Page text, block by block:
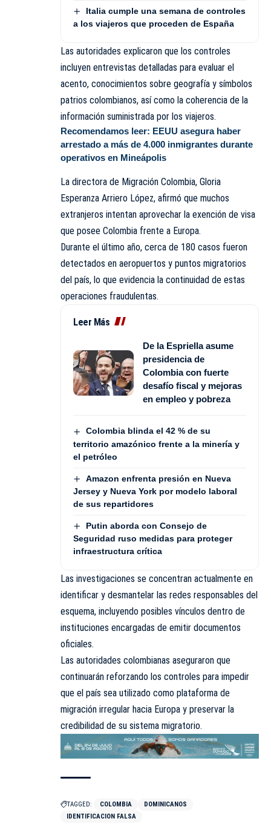
Italia cumple una semana de controles
a los viajeros que proceden de España
Las autoridades explicaron que los controles
incluyen entrevistas detalladas para evaluar el
acento, conocimientos sobre geografía y símbolos
patrios colombianos, así como la coherencia de la
información suministrada por los viajeros.
Recomendamos leer: EEUU asegura haber
arrestado a más de 4.000 inmigrantes durante
operativos en Mineápolis
La directora de Migración Colombia, Gloria
Esperanza Arriero López, afirmó que muchos
extranjeros intentan aprovechar la exención de visa
que posee Colombia frente a Europa.
Durante el último año, cerca de 180 casos fueron
detectados en aeropuertos y puntos migratorios
del país, lo que evidencia la continuidad de estas
operaciones fraudulentas.
Leer Más
De la Espriella asume
presidencia de
Colombia con fuerte
desafío fiscal y mejoras
en empleo y pobreza
Colombia blinda el 42 % de su
territorio amazónico frente a la minería y
el petróleo
Amazon enfrenta presión en Nueva
Jersey y Nueva York por modelo laboral
de sus repartidores
Putin aborda con Consejo de
Seguridad ruso medidas para proteger
infraestructura crítica
Las investigaciones se concentran actualmente en
identificar y desmantelar las redes responsables del
esquema, incluyendo posibles vínculos dentro de
instituciones encargadas de emitir documentos
oficiales.
Las autoridades colombianas aseguraron que
continuarán reforzando los controles para impedir
que el país sea utilizado como plataforma de
migración irregular hacia Europa y preservar la
credibilidad de su sistema migratorio.
TAGGED: COLOMBIA
DOMINICANOS
IDENTIFICACION FALSA